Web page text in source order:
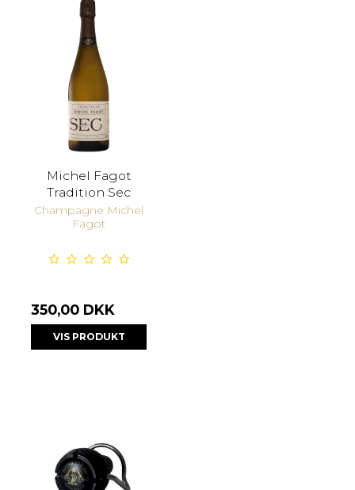
Michel Fagot
Tradition Sec
Champagne Michel
Fagot
350,00 DKK
VIS PRODUKT